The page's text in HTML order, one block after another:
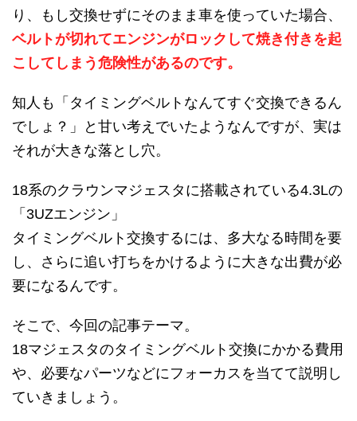
り、もし交換せずにそのまま車を使っていた場合、
ベルトが切れてエンジンがロックして焼き付きを起
こしてしまう危険性があるのです。
知人も「タイミングベルトなんてすぐ交換できるん
でしょ？」と甘い考えでいたようなんですが、実は
それが大きな落とし穴。
18系のクラウンマジェスタに搭載されている4.3Lの
「3UZエンジン」
タイミングベルト交換するには、多大なる時間を要
し、さらに追い打ちをかけるように大きな出費が必
要になるんです。
そこで、今回の記事テーマ。
18マジェスタのタイミングベルト交換にかかる費用
や、必要なパーツなどにフォーカスを当てて説明し
ていきましょう。